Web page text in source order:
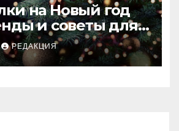
на Новый год
и советы для
праздника
РЕДАКЦИЯ